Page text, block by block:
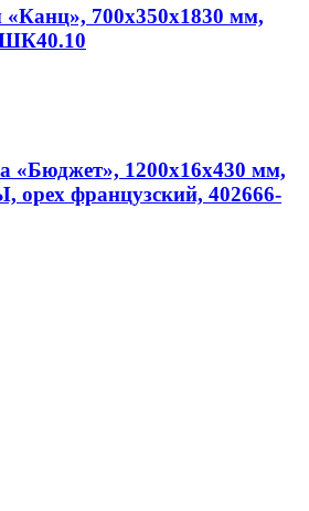
700х350х1830 мм,
ШК40.10
«Бюджет», 1200х16х430 мм,
французский, 402666-